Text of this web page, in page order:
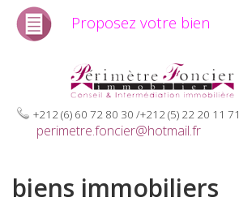
Proposez votre bien
+212 (6) 60 72 80 30 /+212 (5) 22 20 11 71
perimetre.foncier@hotmail.fr
biens immobiliers